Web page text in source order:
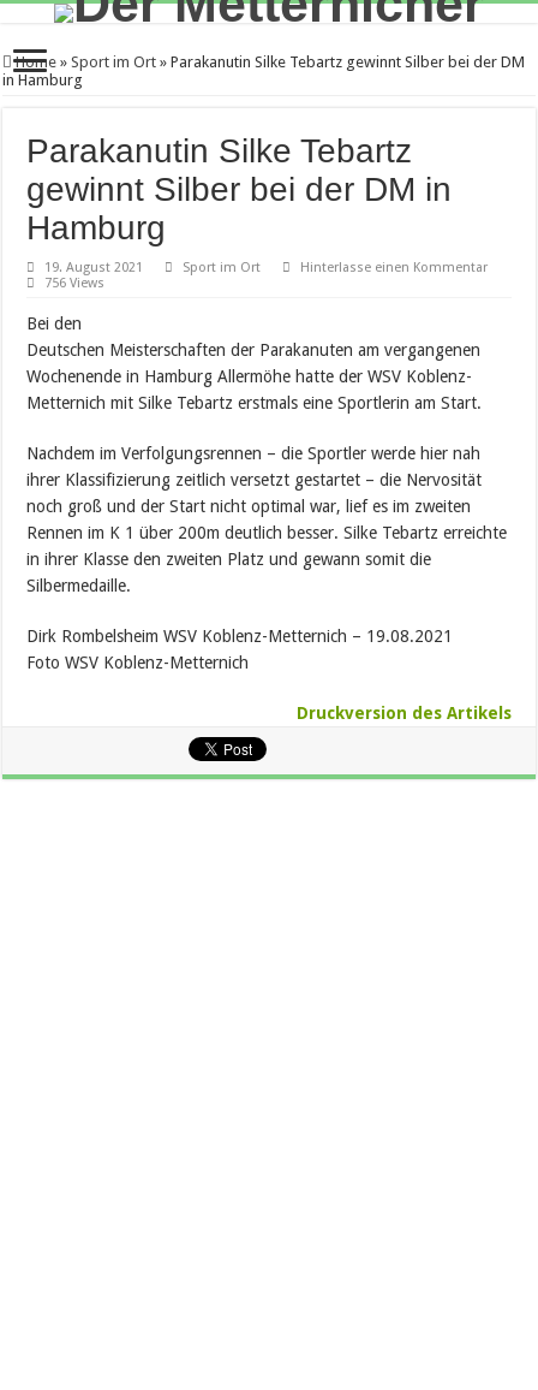
Home » Sport im Ort » Parakanutin Silke Tebartz gewinnt Silber bei der DM
in Hamburg
Parakanutin Silke Tebartz
gewinnt Silber bei der DM in
Hamburg
19. August 2021 Sport im Ort
Hinterlasse einen Kommentar
756 Views
Bei den
Deutschen Meisterschaften der Parakanuten am vergangenen
Wochenende in Hamburg Allermöhe hatte der WSV Koblenz-
Metternich mit Silke Tebartz erstmals eine Sportlerin am Start.
Nachdem im Verfolgungsrennen – die Sportler werde hier nah
ihrer Klassifizierung zeitlich versetzt gestartet – die Nervosität
noch groß und der Start nicht optimal war, lief es im zweiten
Rennen im K 1 über 200m deutlich besser. Silke Tebartz erreichte
in ihrer Klasse den zweiten Platz und gewann somit die
Silbermedaille.
Dirk Rombelsheim WSV Koblenz-Metternich – 19.08.2021
Foto WSV Koblenz-Metternich
Druckversion des Artikels